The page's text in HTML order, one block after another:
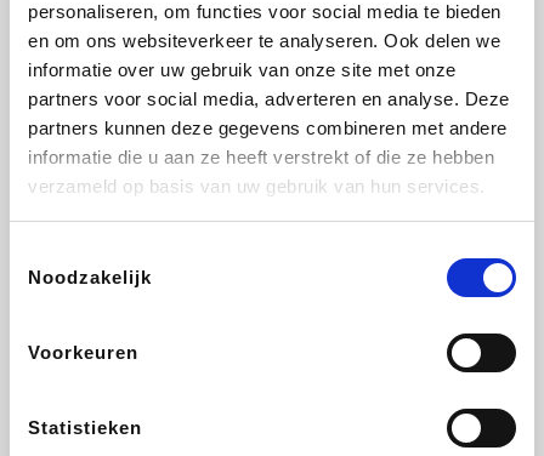
personaliseren, om functies voor social media te bieden
en om ons websiteverkeer te analyseren. Ook delen we
informatie over uw gebruik van onze site met onze
partners voor social media, adverteren en analyse. Deze
partners kunnen deze gegevens combineren met andere
informatie die u aan ze heeft verstrekt of die ze hebben
verzameld op basis van uw gebruik van hun services.
Noodzakelijk
Voorkeuren
Statistieken
Sarenza Interhome Schiesser Bolt Energie
DeubaXXL
Ekoi About You